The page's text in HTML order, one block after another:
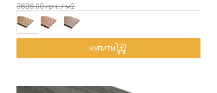
3686.00 грн. / м2
КУПИТИ